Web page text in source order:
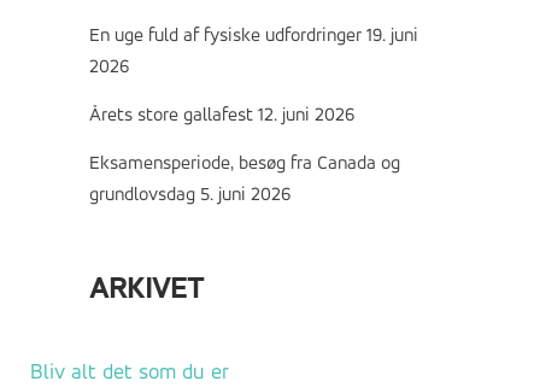
En uge fuld af fysiske udfordringer 19. juni
2026
Årets store gallafest 12. juni 2026
Eksamensperiode, besøg fra Canada og
grundlovsdag 5. juni 2026
ARKIVET
Bliv alt det som du er